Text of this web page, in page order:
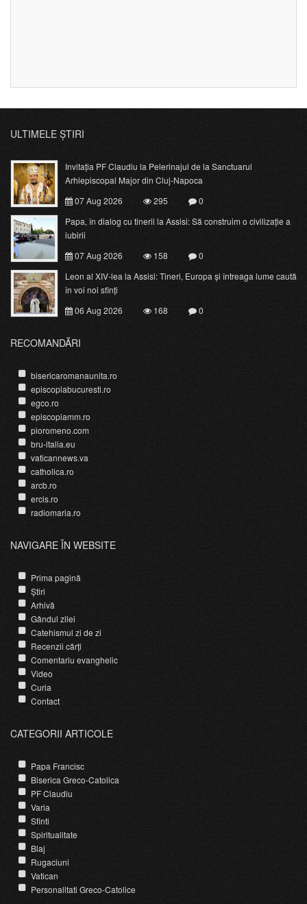
ULTIMELE ȘTIRI
Invitația PF Claudiu la Pelerinajul de la Sanctuarul
Arhiepiscopal Major din Cluj-Napoca
07 Aug 2026
295
0
Papa, în dialog cu tinerii la Assisi: Să construim o civilizație a
iubirii
07 Aug 2026
158
0
Leon al XIV-lea la Assisi: Tineri, Europa și întreaga lume caută
în voi noi sfinți
06 Aug 2026
168 0
RECOMANDĂRI
bisericaromanaunita.ro
episcopiabucuresti.ro
egco.ro
episcopiamm.ro
pioromeno.com
bru-italia.eu
vaticannews.va
catholica.ro
arcb.ro
ercis.ro
radiomaria.ro
NAVIGARE ÎN WEBSITE
Prima pagină
Știri
Arhivă
Gândul zilei
Catehismul zi de zi
Recenzii cărți
Comentariu evanghelic
Video
Curia
Contact
CATEGORII ARTICOLE
Papa Francisc
Biserica Greco-Catolica
PF Claudiu
Varia
Sfinti
Spiritualitate
Blaj
Rugaciuni
Vatican
Personalitati Greco-Catolice